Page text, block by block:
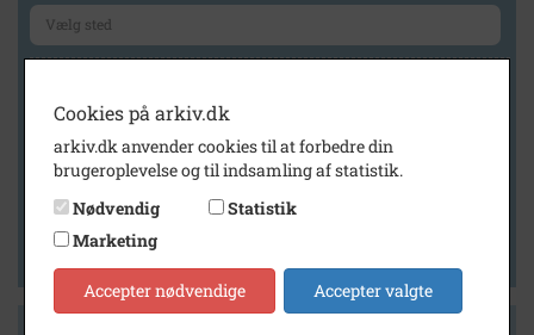
Vis kun med billeder
Vis kun med filmklip
Vis kun med kilder
Cookies på arkiv.dk
arkiv.dk anvender cookies til at forbedre din
brugeroplevelse og til indsamling af statistik.
Nødvendig
Statistik
Marketing
Accepter nødvendige Accepter valgte